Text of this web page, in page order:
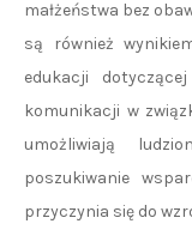
małżeństwa bez
są również
edukacji
komunikacji w
umożliwiają
poszukiwanie
przyczynia się do